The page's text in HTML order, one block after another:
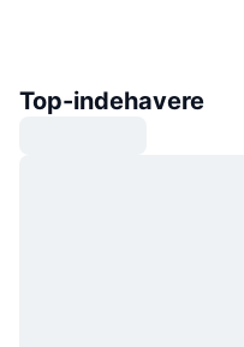
Top-indehavere